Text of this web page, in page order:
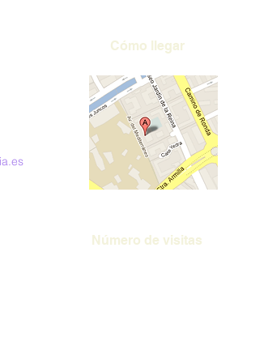
recomendable ir reduciendo su uso y
Hábitos de alimentación, sueño e higiene
Una alimentación variada, rica en frutas,
y nuevos sabores, no solo
contribuye a su salud, sino que también
agrado al principio, es importante seguir
Cómo llegar
Número de visitas